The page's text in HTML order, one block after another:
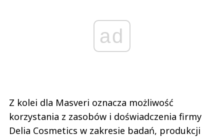
ad
Z kolei dla Masveri oznacza możliwość
korzystania z zasobów i doświadczenia firmy
Delia Cosmetics w zakresie badań, produkcji